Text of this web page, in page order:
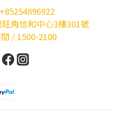
角信和中心3樓301號
/ 1500-2100